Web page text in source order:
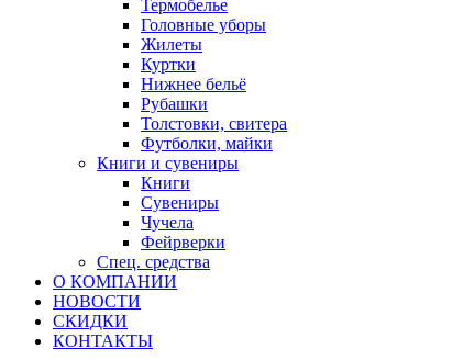
Термобелье
Головные уборы
Жилеты
Куртки
Нижнее бельё
Рубашки
Толстовки, свитера
Футболки, майки
Книги и сувениры
Книги
Сувениры
Чучела
Фейрверки
Спец. средства
О КОМПАНИИ
НОВОСТИ
СКИДКИ
КОНТАКТЫ